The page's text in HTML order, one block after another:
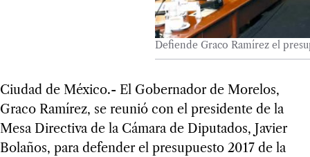
Defiende Graco Ramírez el
Ciudad de México.- El Gobernador de Morelos,
Graco Ramírez, se reunió con el presidente de la
Mesa Directiva de la Cámara de Diputados, Javier
Bolaños, para defender el presupuesto 2017 de la